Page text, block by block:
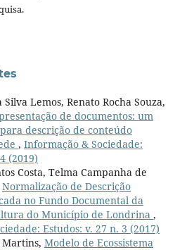
Lemos, Renato Rocha Souza,
de documentos: um
descrição de conteúdo
, Informação & Sociedade:
(2019)
Costa, Telma Campanha de
Normalização de Descrição
no Fundo Documental da
do Município de Londrina ,
Estudos: v. 27 n. 3 (2017)
Martins, Modelo de Ecossistema